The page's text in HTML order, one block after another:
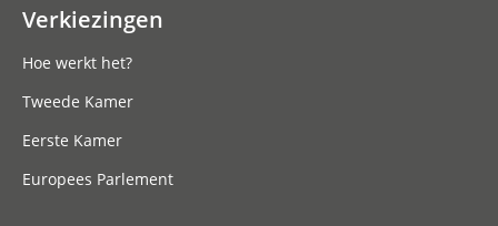
Verkiezingen
Hoe werkt het?
Tweede Kamer
Eerste Kamer
Europees Parlement